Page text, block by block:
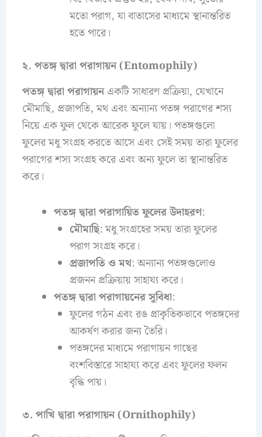
মতো পরাগ, যা বাতাসের মাধ্যমে স্থানান্তরিত
হতে পারে।
২. পতঙ্গ দ্বারা পরাগায়ন (Entomophily)
পতঙ্গ দ্বারা পরাগায়নএকটি সাধারণ প্রক্রিয়া, যেখানে
মৌমাছি, প্রজাপতি, মথ এবং অন্যান্য পতঙ্গ পরাগের শস্য
নিয়ে এক ফুল থেকে আরেক ফুলে যায়। পতঙ্গগুলো
ফুলের মধু সংগ্রহ করতে আসে এবং সেই সময় তারা ফুলের
পরাগের শস্য সংগ্রহ করে এবং অন্য ফুলে তা স্থানান্তরিত
করে।
পতঙ্গ দ্বারা পরাগায়িত ফুলের উদাহরণ:
মৌমাছি: মধু সংগ্রহের সময় তারা ফুলের
পরাগ সংগ্রহ করে।
প্রজাপতি ও মথ: অন্যান্য পতঙ্গগুলোও
প্রজনন প্রক্রিয়ায় সাহায্য করে।
পতঙ্গ দ্বারা পরাগায়নের সুবিধা:
ফুলের গঠন এবং রঙ প্রাকৃতিকভাবে পতঙ্গদের
আকর্ষণ করার জন্য তৈরি।
পতঙ্গদের মাধ্যমে পরাগায়ন গাছের
বংশবিস্তারে সাহায্য করে এবং ফুলের ফলন
বৃদ্ধি পায়।
৩. পাখি দ্বারা পরাগায়ন (Ornithophily)